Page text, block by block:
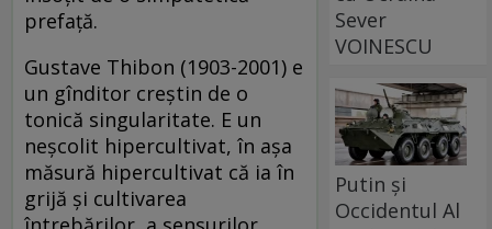
prefaţă.
Gustave Thibon (1903-2001) e
un gînditor creştin de o
tonică singularitate. E un
neşcolit hipercultivat, în aşa
măsură hipercultivat că ia în
grijă şi cultivarea
Sever
VOINESCU
Putin și
Occidentul Al